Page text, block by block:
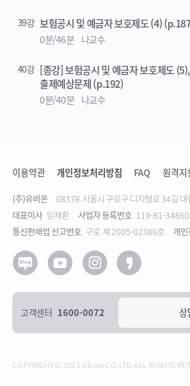
39강 보험공시 및 예금자 보호제도 (4)
0분/46분 나교수
40강 [종강] 보험공시 및 예금자 보호제도 (5),
출제예상문제 (p.192)
0분/40분 나교수
이용약관 개인정보처리방침 FAQ 원격지
(주)유비온 주소
08378 서울시 구로구 디지털로 34길
대표이사 임재환 사업자 등록번호 119-81-34860
통신판매업 신고번호 구로 제 2005-02386호 개
고객센터 1600-0072 상
COPYRIGHT© 2023 Ubion CO.LTD.ALL RIGHTS